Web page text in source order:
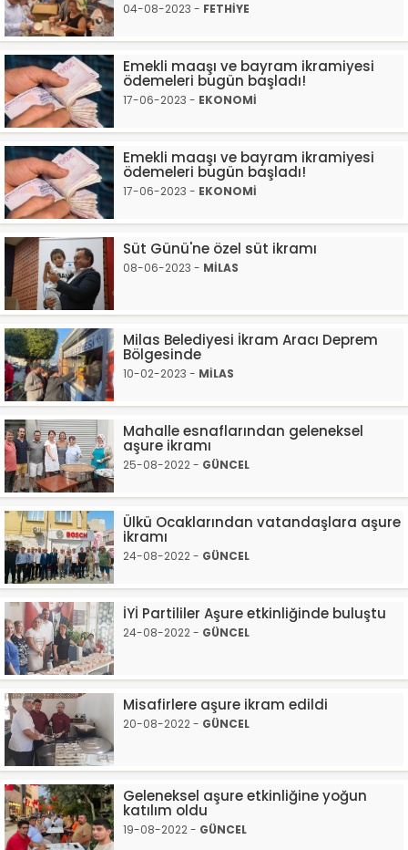
04-08-2023 - FETHİYE
Emekli maaşı ve bayram ikramiyesi
ödemeleri bugün başladı!
17-06-2023 - EKONOMİ
Emekli maaşı ve bayram ikramiyesi
ödemeleri bugün başladı!
17-06-2023 - EKONOMİ
Süt Günü'ne özel süt ikramı
08-06-2023 - MİLAS
Milas Belediyesi İkram Aracı Deprem
Bölgesinde
10-02-2023 - MİLAS
Mahalle esnaflarından geleneksel
aşure ikramı
25-08-2022 - GÜNCEL
Ülkü Ocaklarından vatandaşlara aşure
ikramı
24-08-2022 - GÜNCEL
İYİ Partililer Aşure etkinliğinde buluştu
24-08-2022 - GÜNCEL
Misafirlere aşure ikram edildi
20-08-2022 - GÜNCEL
Geleneksel aşure etkinliğine yoğun
katılım oldu
19-08-2022 - GÜNCEL